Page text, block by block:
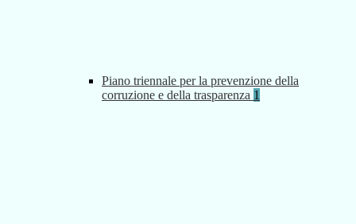
Piano triennale per la prevenzione della
corruzione e della trasparenza 1